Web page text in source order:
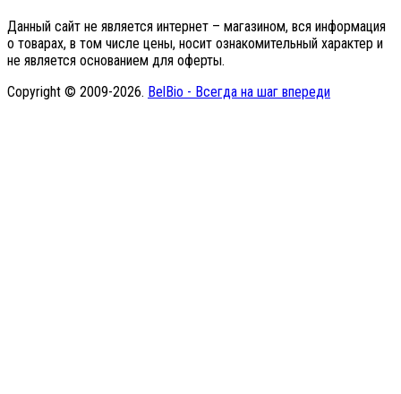
Данный сайт не является интернет – магазином, вся информация
о товарах, в том числе цены, носит ознакомительный характер и
не является основанием для оферты.
Copyright © 2009-2026. BelBio - Всегда на шаг впереди